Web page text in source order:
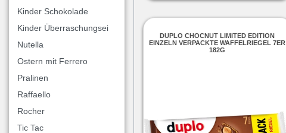
Kinder Schokolade
Kinder Überraschungsei
Nutella
Ostern mit Ferrero
Pralinen
Raffaello
Rocher
Tic Tac
DUPLO CHOCNUT LIMITED EDITION
EINZELN VERPACKTE WAFFELRIEGEL 7ER
182G